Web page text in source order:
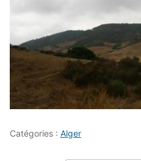
Catégories : Alger